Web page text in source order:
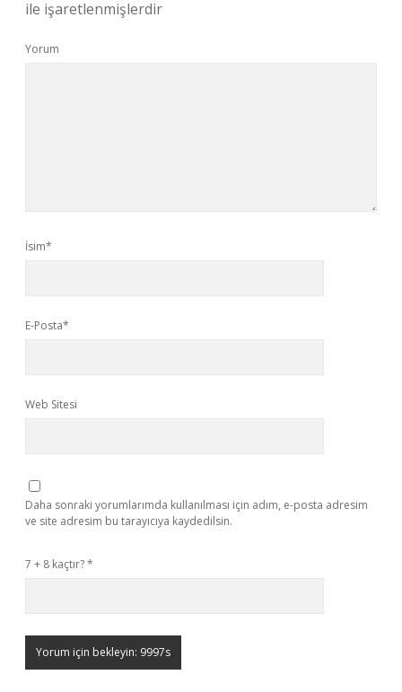
ile işaretlenmişlerdir
Yorum
İsim*
E-Posta*
Web Sitesi
Daha sonraki yorumlarımda kullanılması için adım, e-posta adresim
ve site adresim bu tarayıcıya kaydedilsin.
7 + 8 kaçtır?*